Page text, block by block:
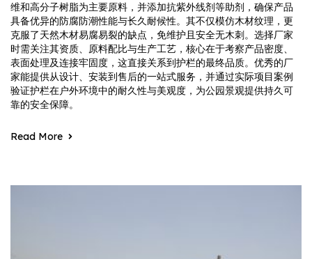
维和高分子树脂为主要原料，并添加抗紫外线剂等助剂，确保产品
具备优异的防腐防潮性能与长久耐候性。其不仅模仿木材纹理，更
克服了天然木材易腐易裂的缺点，免维护且安全无木刺。选择厂家
时需关注其资质、原料配比与生产工艺，核心在于考察产品密度、
表面处理及连接牢固度，这直接关系到护栏的最终品质。优秀的厂
家能提供从设计、安装到售后的一站式服务，并通过实际项目案例
验证护栏在户外环境中的耐久性与美观度，为公园景观提供持久可
靠的安全保障。
Read More